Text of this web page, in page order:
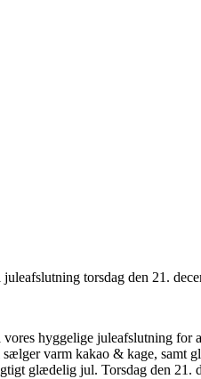
torsdag den 21.
hyggelige juleafslutning for
varm kakao & kage,
glædelig jul. Torsdag den 21.